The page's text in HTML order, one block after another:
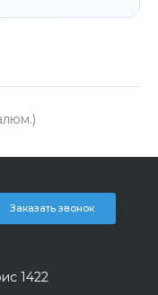
Заказать звонок
1422